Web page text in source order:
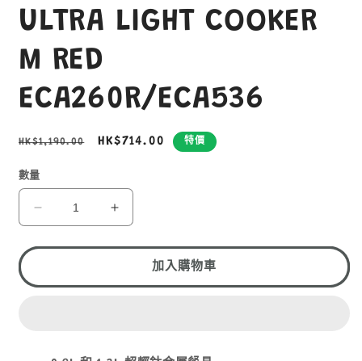
啟
多
體
檔
案
ULTRA LIGHT COOKER
M RED
ECA260R/ECA536
定
HK$1,190.00
售
HK$714.00 特價
數量
EVERNEW
TITANIUM
ULTRA
COOKER
EVERNEW
TITANIUM
ULTRA
LIGHT
COOKER
數
加入購物車